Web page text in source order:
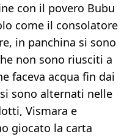
con il povero Bubu
come il consolatore
in panchina si sono
non sono riusciti a
faceva acqua fin dai
sono alternati nelle
Vismara e
giocato la carta